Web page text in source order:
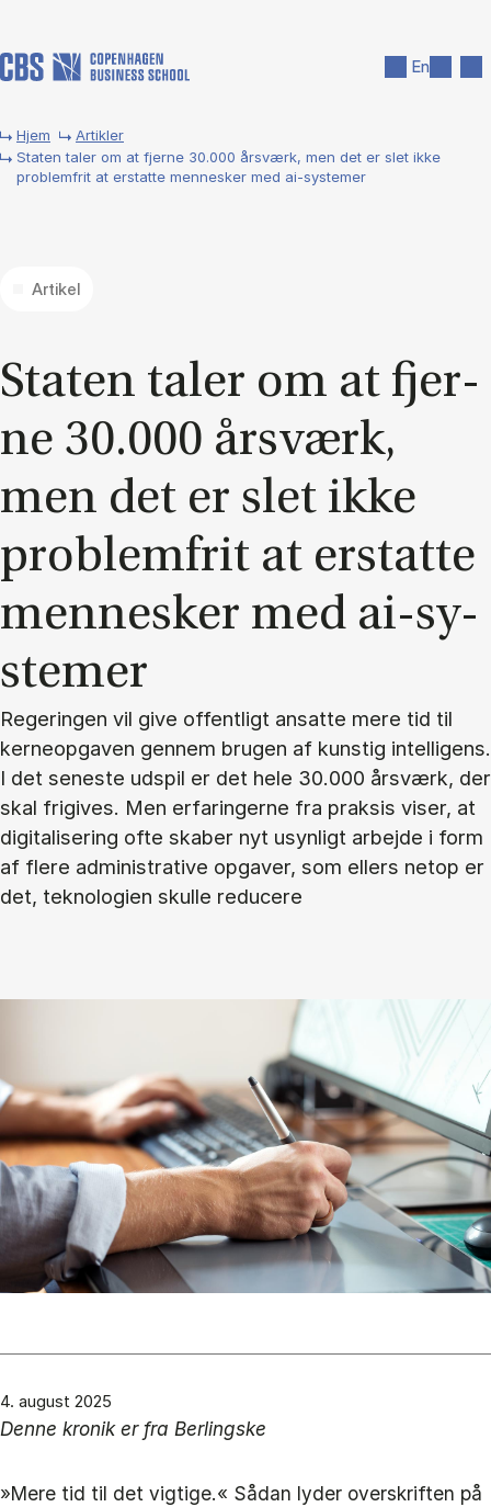
En
Hjem
Artikler
Staten taler om at fjerne 30.000 årsværk, men det er slet ikke
problemfrit at erstatte mennesker med ai-systemer
Artikel
Sta­ten ta­ler om at fjer­
ne 30.000 år­s­værk,
men det er slet ikke
pro­blem­frit at er­stat­te
men­ne­sker med ai-sy­
ste­mer
Regeringen vil give offentligt ansatte mere tid til
kerneopgaven gennem brugen af kunstig intelligens.
I det seneste udspil er det hele 30.000 årsværk, der
skal frigives. Men erfaringerne fra praksis viser, at
digitalisering ofte skaber nyt usynligt arbejde i form
af flere administrative opgaver, som ellers netop er
det, teknologien skulle reducere
4. august 2025
Denne kronik er fra Berlingske
»Mere tid til det vigtige.« Sådan lyder overskriften på